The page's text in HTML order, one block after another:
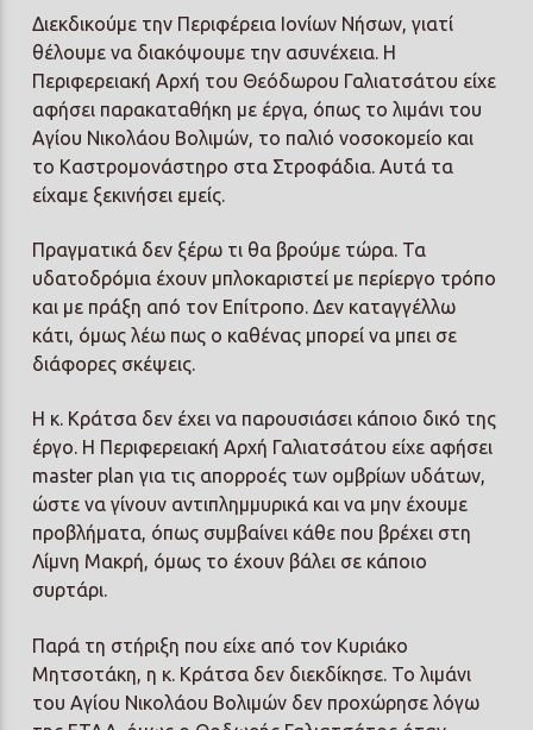
Διεκδικούμε την Περιφέρεια Ιονίων Νήσων, γιατί
θέλουμε να διακόψουμε την ασυνέχεια. Η
Περιφερειακή Αρχή του Θεόδωρου Γαλιατσάτου είχε
αφήσει παρακαταθήκη με έργα, όπως το λιμάνι του
Αγίου Νικολάου Βολιμών, το παλιό νοσοκομείο και
το Καστρομονάστηρο στα Στροφάδια. Αυτά τα
είχαμε ξεκινήσει εμείς.
Πραγματικά δεν ξέρω τι θα βρούμε τώρα. Τα
υδατοδρόμια έχουν μπλοκαριστεί με περίεργο τρόπο
και με πράξη από τον Επίτροπο. Δεν καταγγέλλω
κάτι, όμως λέω πως ο καθένας μπορεί να μπει σε
διάφορες σκέψεις.
Η κ. Κράτσα δεν έχει να παρουσιάσει κάποιο δικό της
έργο. Η Περιφερειακή Αρχή Γαλιατσάτου είχε αφήσει
master plan για τις απορροές των ομβρίων υδάτων,
ώστε να γίνουν αντιπλημμυρικά και να μην έχουμε
προβλήματα, όπως συμβαίνει κάθε που βρέχει στη
Λίμνη Μακρή, όμως το έχουν βάλει σε κάποιο
συρτάρι.
Παρά τη στήριξη που είχε από τον Κυριάκο
Μητσοτάκη, η κ. Κράτσα δεν διεκδίκησε. Το λιμάνι
του Αγίου Νικολάου Βολιμών δεν προχώρησε λόγω